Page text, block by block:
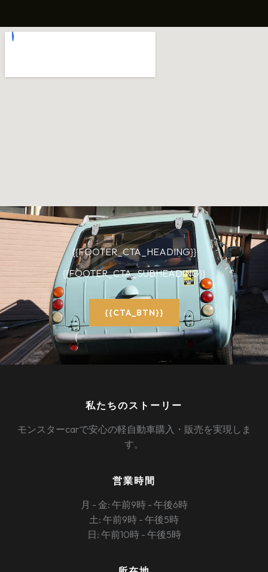
{{FOOTER_CTA_HEADING}}
{{FOOTER_CTA_SUBHEADING}}
{{CTA_BTN}}
私たちのストーリー
モンスターcarで安心の軽自動車購入・販売を実現しま
す。
営業時間
月 - 金: 午前9時 - 午後6時
土: 午前9時 - 午後5時
日: 午前10時 - 午後5時